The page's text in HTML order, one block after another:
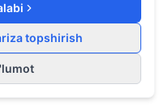
topshirish